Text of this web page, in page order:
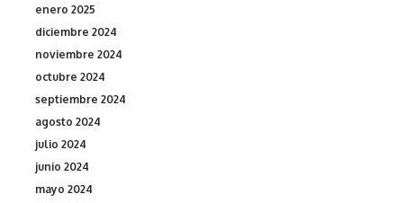
enero 2025
diciembre 2024
noviembre 2024
octubre 2024
septiembre 2024
agosto 2024
julio 2024
junio 2024
mayo 2024